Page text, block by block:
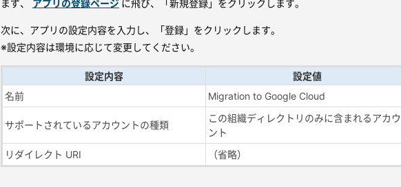
まず、 アプリの登録ページ に飛び、「新規登録」をクリックします。
次に、アプリの設定内容を入力し、「登録」をクリックします。
※設定内容は環境に応じて変更してください。
設定内容
設定値
名前
Migration to Google Cloud
サポートされているアカウントの種類
この組織ディレクトリのみに含まれるアカウ
ント
リダイレクト URI
（省略）